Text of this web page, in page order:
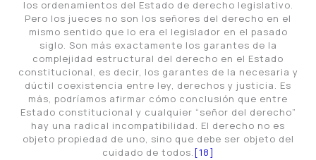
los ordenamientos del Estado de derecho legislativo.
Pero los jueces no son los señores del derecho en el
mismo sentido que lo era el legislador en el pasado
siglo. Son más exactamente los garantes de la
complejidad estructural del derecho en el Estado
constitucional, es decir, los garantes de la necesaria y
dúctil coexistencia entre ley, derechos y justicia. Es
más, podríamos afirmar cómo conclusión que entre
Estado constitucional y cualquier “señor del derecho”
hay una radical incompatibilidad. El derecho no es
objeto propiedad de uno, sino que debe ser objeto del
cuidado de todos. [18]